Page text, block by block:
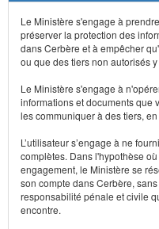
Le Ministère s'engage à
préserver la protection des
dans Cerbère et à empêcher
ou que des tiers non autorisés
Le Ministère s'engage à
informations et documents que
les communiquer à des tiers,
L’utilisateur s’engage à ne
complètes. Dans l'hypothèse
engagement, le Ministère se
son compte dans Cerbère,
responsabilité pénale et civile
encontre.